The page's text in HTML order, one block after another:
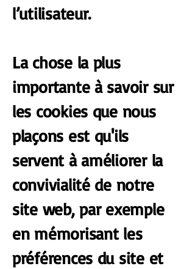
l’utilisateur.
La chose la plus
importante à savoir sur
les cookies que nous
plaçons est qu'ils
servent à améliorer la
convivialité de notre
site web, par exemple
en mémorisant les
préférences du site et